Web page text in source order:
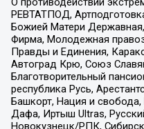
РЕВТАТПОД,
Божией Матери
Фирма, Молодежная
Правды и Единения,
Автоград Крю, Союз
Благотворительный
республика Русь,
Башкорт, Нация и свобода,
Дафа, Иртыш Ultras,
Новокузнецк/РПК,